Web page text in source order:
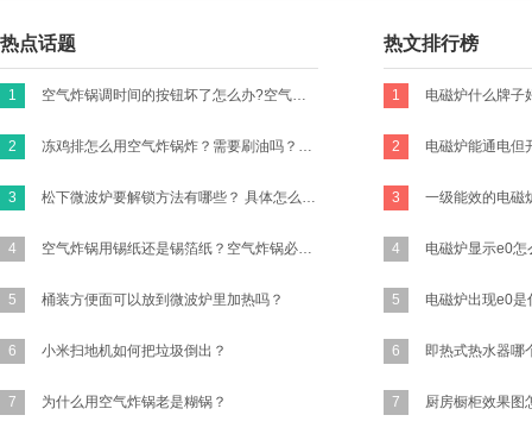
热点话题
1 空气炸锅调时间的按钮坏了怎么办?空气炸锅的时间转扭不归零咋办？
2 冻鸡排怎么用空气炸锅炸？需要刷油吗？怎么做才好吃有味道？买新鲜的鸡胸肉的话怎么做？
3 松下微波炉要解锁方法有哪些？ 具体怎么操作？
4 空气炸锅用锡纸还是锡箔纸？空气炸锅必须要放锡纸吗?
5 桶装方便面可以放到微波炉里加热吗？
6 小米扫地机如何把垃圾倒出？
7 为什么用空气炸锅老是糊锅？
热文排行榜
1
2
3
4
5
6
7 厨房橱柜效果图